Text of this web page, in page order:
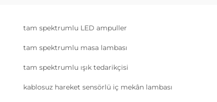
tam spektrumlu LED ampuller
tam spektrumlu masa lambası
tam spektrumlu ışık tedarikçisi
kablosuz hareket sensörlü iç mekân lambası